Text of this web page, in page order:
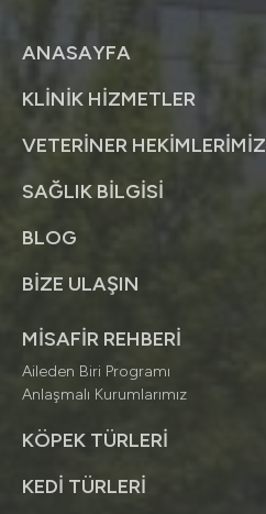
ANASAYFA
KLİNİK HİZMETLER
VETERİNER HEKİMLERİMİZ
SAĞLIK BİLGİSİ
BLOG
BİZE ULAŞIN
MİSAFİR REHBERİ
Aileden Biri Programı
Anlaşmalı Kurumlarımız
KÖPEK TÜRLERİ
KEDİ TÜRLERİ